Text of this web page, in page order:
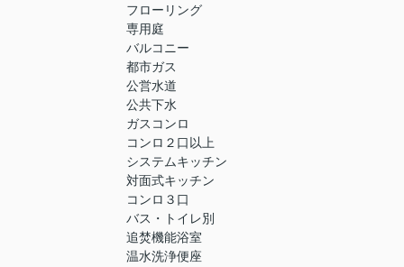
フローリング
専用庭
バルコニー
都市ガス
公営水道
公共下水
ガスコンロ
コンロ２口以上
システムキッチン
対面式キッチン
コンロ３口
バス・トイレ別
追焚機能浴室
温水洗浄便座